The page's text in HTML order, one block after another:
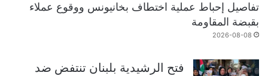
تفاصيل إحباط عملية اختطاف بخانيونس ووقوع عملاء
بقبضة المقاومة
2026-08-08
فتح الرشيدية بلبنان تنتفض ضد